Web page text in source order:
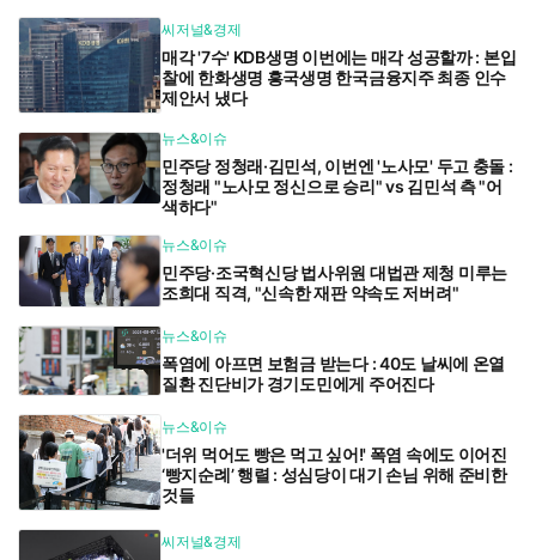
씨저널&경제
매각 '7수' KDB생명 이번에는 매각 성공할까 : 본입
찰에 한화생명 흥국생명 한국금융지주 최종 인수
제안서 냈다
뉴스&이슈
민주당 정청래·김민석, 이번엔 '노사모' 두고 충돌 :
정청래 "노사모 정신으로 승리" vs 김민석 측 "어
색하다"
뉴스&이슈
민주당·조국혁신당 법사위원 대법관 제청 미루는
조희대 직격, "신속한 재판 약속도 저버려"
뉴스&이슈
폭염에 아프면 보험금 받는다 : 40도 날씨에 온열
질환 진단비가 경기도민에게 주어진다
뉴스&이슈
'더위 먹어도 빵은 먹고 싶어!' 폭염 속에도 이어진
‘빵지순례’ 행렬 : 성심당이 대기 손님 위해 준비한
것들
씨저널&경제